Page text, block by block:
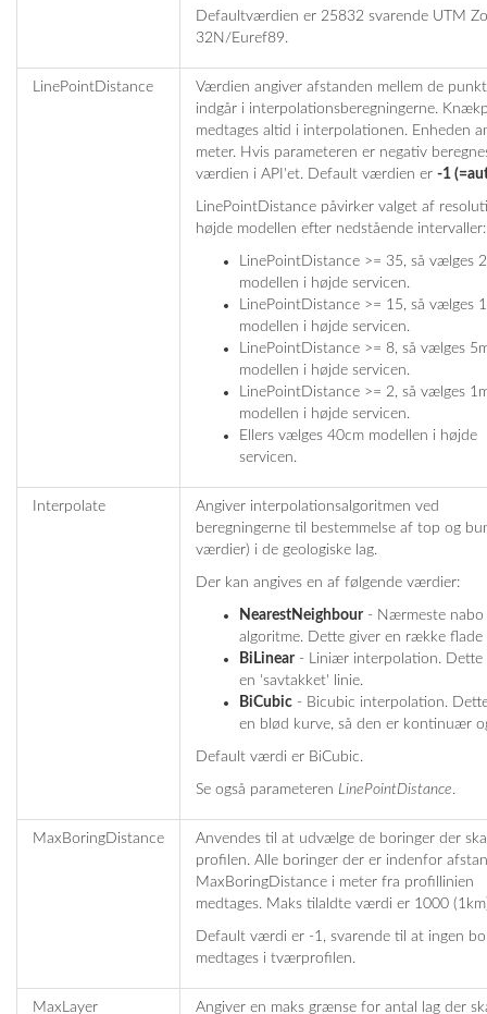
Defaultværdien er 25832 svarende UTM
32N/Euref89.
LinePointDistance
Værdien angiver afstanden mellem de
indgår i interpolationsberegningerne.
medtages altid i interpolationen. Enheden
meter. Hvis parameteren er negativ
værdien i API'et. Default værdien er -1
LinePointDistance påvirker valget af
højde modellen efter nedstående intervaller:
LinePointDistance >= 35, så vælges
modellen i højde servicen.
LinePointDistance >= 15, så vælges
modellen i højde servicen.
LinePointDistance >= 8, så vælges
modellen i højde servicen.
LinePointDistance >= 2, så vælges
modellen i højde servicen.
Ellers vælges 40cm modellen i højde
servicen.
Interpolate
Angiver interpolationsalgoritmen ved
beregningerne til bestemmelse af top og
værdier) i de geologiske lag.
Der kan angives en af følgende værdier:
NearestNeighbour- Nærmeste nabo
algoritme. Dette giver en række flade
BiLinear- Liniær interpolation. Dette
en 'savtakket' linie.
BiCubic - Bicubic interpolation.
en blød kurve, så den er kontinuær
Default værdi er BiCubic.
Se også parameteren LinePointDistance.
MaxBoringDistance
Anvendes til at udvælge de boringer der
profilen. Alle boringer der er indenfor
MaxBoringDistance i meter fra profillinien
medtages. Maks tilaldte værdi er 1000
Default værdi er -1, svarende til at ingen
medtages i tværprofilen.
MaxLayer Angiver en maks grænse for antal lag der